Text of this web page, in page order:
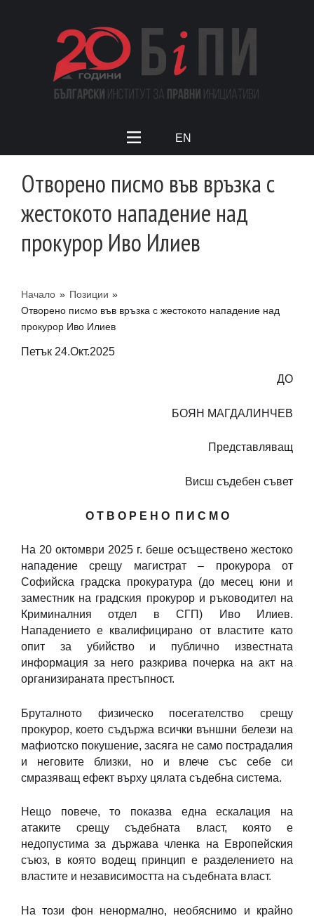
EN
Отворено писмо във връзка с
жестокото нападение над
прокурор Иво Илиев
Начало » Позиции »
Отворено писмо във връзка с жестокото нападение над
прокурор Иво Илиев
Петък 24.Окт.2025
ДО
БОЯН МАГДАЛИНЧЕВ
Представляващ
Висш съдебен съвет
О Т В О Р Е Н О П И С М О
На 20 октомври 2025 г. беше осъществено жестоко
нападение срещу магистрат – прокурора от
Софийска градска прокуратура (до месец юни и
заместник на градския прокурор и ръководител на
Криминалния отдел в СГП) Иво Илиев.
Нападението е квалифицирано от властите като
опит за убийство и публично известната
информация за него разкрива почерка на акт на
организираната престъпност.
Бруталното физическо посегателство срещу
прокурор, което съдържа всички външни белези на
мафиотско покушение, засяга не само пострадалия
и неговите близки, но и влече със себе си
смразяващ ефект върху цялата съдебна система.
Нещо повече, то показва една ескалация на
атаките срещу съдебната власт, която е
недопустима за държава членка на Европейския
съюз, в която водещ принцип е разделението на
властите и независимостта на съдебната власт.
На този фон ненормално, необяснимо и крайно